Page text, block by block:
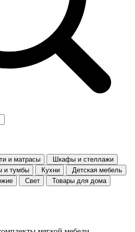
и матрасы
Шкафы и стеллажи
и тумбы Кухни
Детская мебель
Свет
Товары для дома